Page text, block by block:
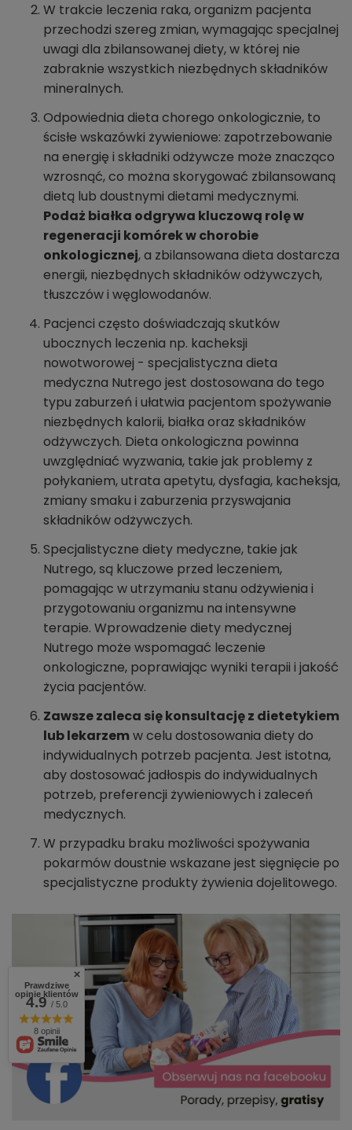
W trakcie leczenia raka, organizm pacjenta
przechodzi szereg zmian, wymagając specjalnej
uwagi dla zbilansowanej diety, w której nie
zabraknie wszystkich niezbędnych składników
mineralnych.
Odpowiednia dieta chorego onkologicznie, to
ścisłe wskazówki żywieniowe: zapotrzebowanie
na energię i składniki odżywcze może znacząco
wzrosnąć, co można skorygować zbilansowaną
dietą lub doustnymi dietami medycznymi.
Podaż białka odgrywa kluczową rolę w
regeneracji komórek w chorobie
onkologicznej, a zbilansowana dieta dostarcza
energii, niezbędnych składników odżywczych,
tłuszczów i węglowodanów.
Pacjenci często doświadczają skutków
ubocznych leczenia np. kacheksji
nowotworowej - specjalistyczna dieta
medyczna Nutrego jest dostosowana do tego
typu zaburzeń i ułatwia pacjentom spożywanie
niezbędnych kalorii, białka oraz składników
odżywczych. Dieta onkologiczna powinna
uwzględniać wyzwania, takie jak problemy z
połykaniem, utrata apetytu, dysfagia, kacheksja,
zmiany smaku i zaburzenia przyswajania
składników odżywczych.
Specjalistyczne diety medyczne, takie jak
Nutrego, są kluczowe przed leczeniem,
pomagając w utrzymaniu stanu odżywienia i
przygotowaniu organizmu na intensywne
terapie. Wprowadzenie diety medycznej
Nutrego może wspomagać leczenie
onkologiczne, poprawiając wyniki terapii i jakość
życia pacjentów.
Zawsze zaleca się konsultację z dietetykiem
lub lekarzem w celu dostosowania diety do
indywidualnych potrzeb pacjenta. Jest istotna,
aby dostosować jadłospis do indywidualnych
potrzeb, preferencji żywieniowych i zaleceń
medycznych.
W przypadku braku możliwości spożywania
pokarmów doustnie wskazane jest sięgnięcie po
specjalistyczne produkty żywienia dojelitowego.
Prawdziwe
opinie klientów
4.9/ 5.0
8 opinii